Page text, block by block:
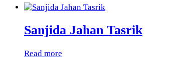
Sanjida Jahan Tasrik
Read more